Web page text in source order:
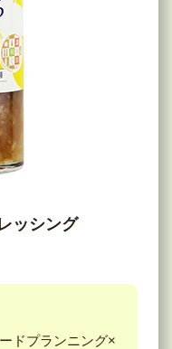
ッシング
ドプランニング×